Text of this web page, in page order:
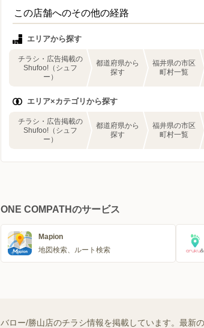
この店舗へのその他の経路
エリアから探す
チラシ・広告掲載の
Shufoo!（シュフ
ー）
都道府県から
探す
福井県の市区
町村一覧
エリア×カテゴリから探す
チラシ・広告掲載の
Shufoo!（シュフ
ー）
都道府県から
探す
福井県の市区
町村一覧
ONE COMPATHのサービス
Mapion
地図検索、ルート検索
バロー/勝山店のチラシ情報を掲載しています。最新